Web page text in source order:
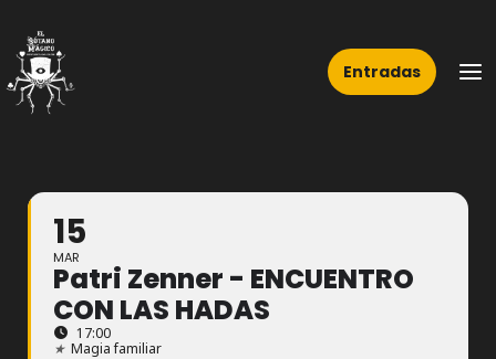
contenido
Entradas
15
MAR
Patri Zenner - ENCUENTRO
CON LAS HADAS
17:00
★ Magia familiar